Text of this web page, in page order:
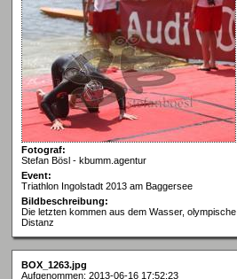
Fotograf:
Stefan Bösl - kbumm.agentur
Event:
Triathlon Ingolstadt 2013 am Baggersee
Bildbeschreibung:
Die letzten kommen aus dem Wasser, olympische
Distanz
BOX_1263.jpg
Aufgenommen: 2013-06-16 17:52:23